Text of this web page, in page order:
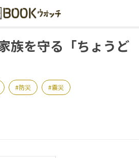
族を守る「ちょうど
防災 震災